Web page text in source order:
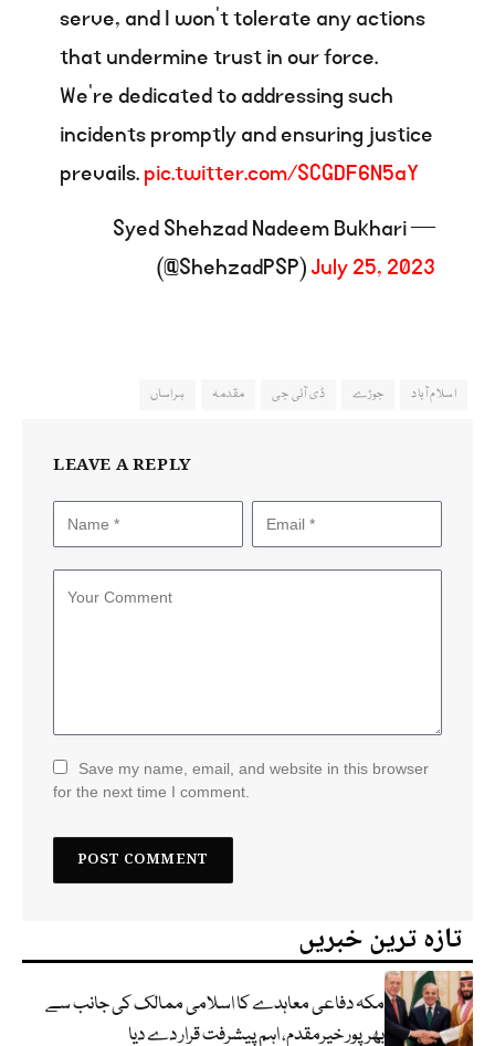
serve, and I won’t tolerate any actions
that undermine trust in our force.
We’re dedicated to addressing such
incidents promptly and ensuring justice
prevails.pic.twitter.com/SCGDF6N5aY
— Syed Shehzad Nadeem Bukhari
(@ShehzadPSP)July 25, 2023
اسلام آباد جوڑے ڈی آئی جی مقدمہ ہراساں
LEAVE A REPLY
Save my name, email, and website in this browser
for the next time I comment.
تازہ ترین خبریں
مکہ دفاعی معاہدے کا اسلامی ممالک کی جانب سے
بھرپور خیرمقدم، اہم پیشرفت قرار دے دیا